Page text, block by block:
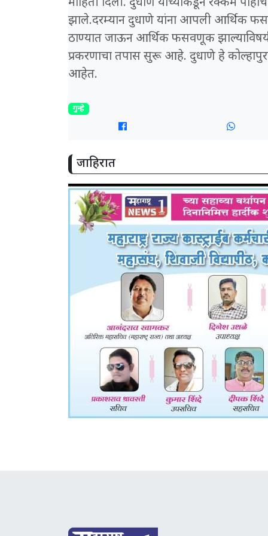
झाले.दरम्यान दुधाणे यांना आपली आर्थिक
ठाण्यात जाऊन आर्थिक फसवणूक
प्रकरणाचा तपास सुरू आहे. दुधाणे हे
आहेत.
गुन्हे
जाहिरात